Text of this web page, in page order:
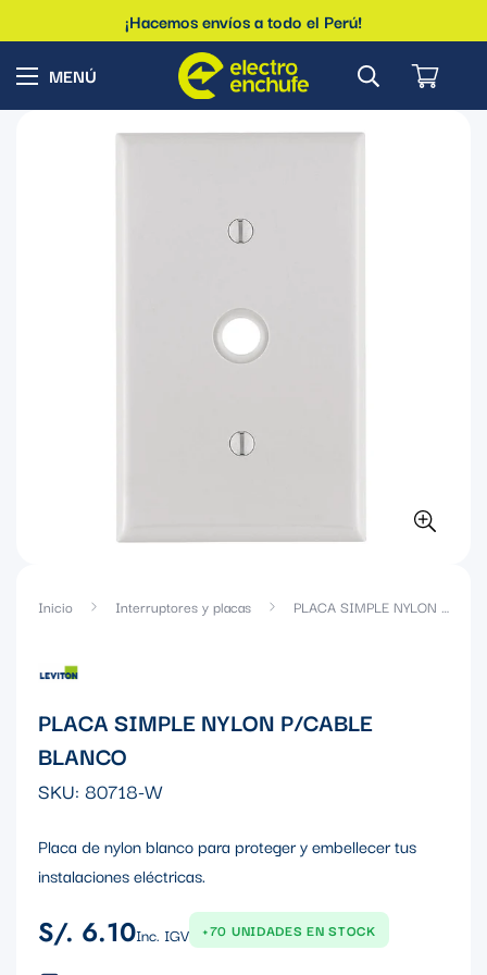
¡Hacemos envíos a todo el Perú!
Inicio Interruptores y placas PLACA SIMPLE NYLON P/CABLE BLANCO
PLACA SIMPLE NYLON P/CABLE
BLANCO
SKU: 80718-W
Placa de nylon blanco para proteger y embellecer tus
instalaciones eléctricas.
Precio
S/. 6.10Inc. IGV +70 UNIDADES EN STOCK